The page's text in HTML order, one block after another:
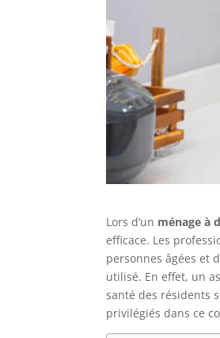
Lors d’un ménage à
efficace. Les
personnes âgées et
utilisé. En effet, un
santé des résidents
privilégiés dans ce